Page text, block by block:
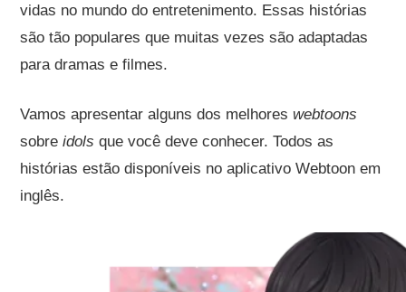
vidas no mundo do entretenimento. Essas histórias
são tão populares que muitas vezes são adaptadas
para dramas e filmes.
Vamos apresentar alguns dos melhoreswebtoons
sobreidols que você deve conhecer. Todos as
histórias estão disponíveis no aplicativo Webtoon em
inglês.